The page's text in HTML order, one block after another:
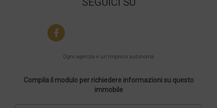
Ogni agenzia è un’impresa autonoma
Compila il modulo per richiedere informazioni su questo
immobile